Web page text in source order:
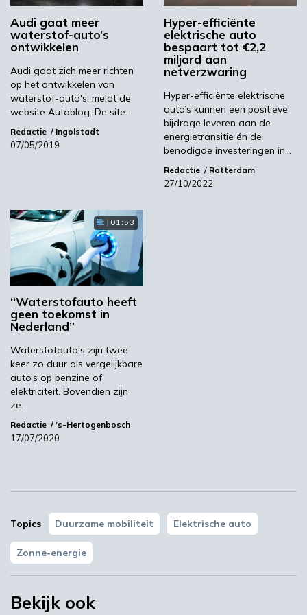
overbelaste elektriciteitsnetten vermindert.
Integendeel, want de auto levert zelfs schone
energie aan het netwerk.”
Even geduld is nog wel nodig. De productie van
Lightyear 2 start pas eind 2025. De auto zal
eerst gelanceerd worden in de Verenigde
Staten, het Verenigd Koninkrijk en de EU. De
geschatte prijs bedraagt minder dan €40.000.
Nederland wereldwijd koploper met
Meest gelezen
YPACK project gestart in Spanje
Audi gaat meer
waterstof-auto’s
ontwikkelen
Audi gaat zich meer richten
op het ontwikkelen van
waterstof-auto's, meldt de
website Autoblog. De site…
Redactie Ingolstadt
07/05/2019
Hyper-efficiënte
elektrische auto
bespaart tot €2,2
miljard aan
netverzwaring
Hyper-efficiënte elektrische
auto’s kunnen een positieve
bijdrage leveren aan de
energietransitie én de
benodigde investeringen in…
Redactie Rotterdam
27/10/2022
01:53
“Waterstofauto heeft
geen toekomst in
Nederland”
Waterstofauto's zijn twee
keer zo duur als vergelijkbare
auto’s op benzine of
elektriciteit. Bovendien zijn
ze…
Redactie 's-Hertogenbosch
17/07/2020
Topics Duurzame mobiliteit Elektrische auto
Zonne-energie
Bekijk ook